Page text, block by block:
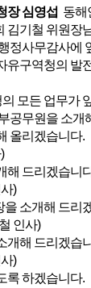
장 심영섭 동해
김기철 위원장
정사무감사에
유구역청의 발
모든 업무가
공무원을 소개
올리겠습니다.
해 드리겠습니
)
소개해 드리
인사)
개해 드리겠습
)
록 하겠습니다.